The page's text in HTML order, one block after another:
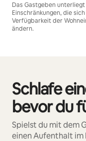
Das Gastgeben
Einschränkungen, die
Verfügbarkeit der
ändern.
Schlafe
bevor du
Spielst du mit dem
einen Aufenthalt
0 von 0 Artikeln